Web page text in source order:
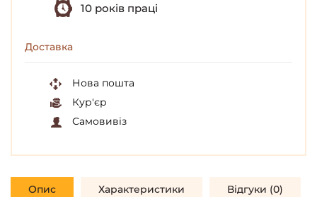
10 років праці
Доставка
Нова пошта
Кур'єр
Самовивіз
Опис Характеристики Відгуки (0)